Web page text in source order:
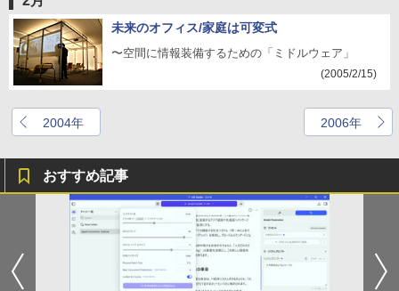
未来のオフィス/家庭は可変式
〜空間に情報装備するための「ミドルウェア」
(2005/2/15)
2004年 2006年
おすすめ記事